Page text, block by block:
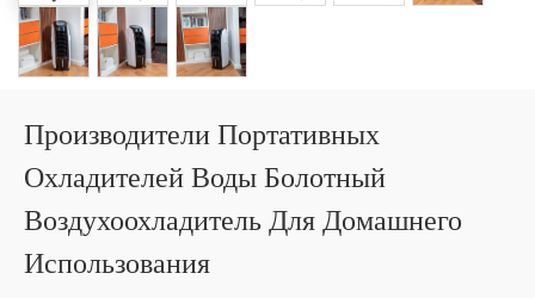
Производители Портативных
Охладителей Воды Болотный
Воздухоохладитель Для Домашнего
Использования